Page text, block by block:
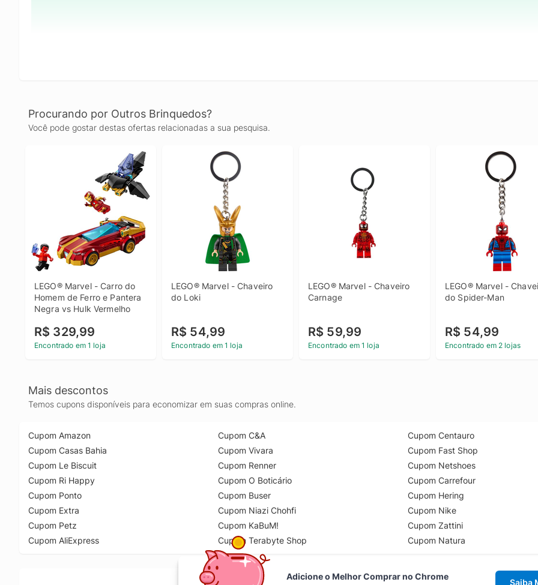
Procurando por Outros Brinquedos?
Você pode gostar destas ofertas relacionadas a sua pesquisa.
LEGO® Marvel - Carro do
Homem de Ferro e Pantera
Negra vs Hulk Vermelho
R$ 329,99
Encontrado em 1 loja
LEGO® Marvel - Chaveiro
do Loki
R$ 54,99
Encontrado em 1 loja
LEGO® Marvel - Chaveiro
Carnage
R$ 59,99
Encontrado em 1 loja
LEGO® Marvel -
do Spider-Man
R$ 54,99
Encontrado em 2 lojas
Mais descontos
Temos cupons disponíveis para economizar em suas compras online.
Cupom Amazon
Cupom Casas Bahia
Cupom Le Biscuit
Cupom Ri Happy
Cupom Ponto
Cupom Extra
Cupom Petz
Cupom AliExpress
Cupom C&A
Cupom Vivara
Cupom Renner
Cupom O Boticário
Cupom Buser
Cupom Niazi Chohfi
Cupom KaBuM!
Cupom Terabyte Shop
Cupom Centauro
Cupom Fast Shop
Cupom Netshoes
Cupom Carrefour
Cupom Hering
Cupom Nike
Cupom Zattini
Cupom Natura
Adicione o Melhor Comprar no Chrome
Saiba